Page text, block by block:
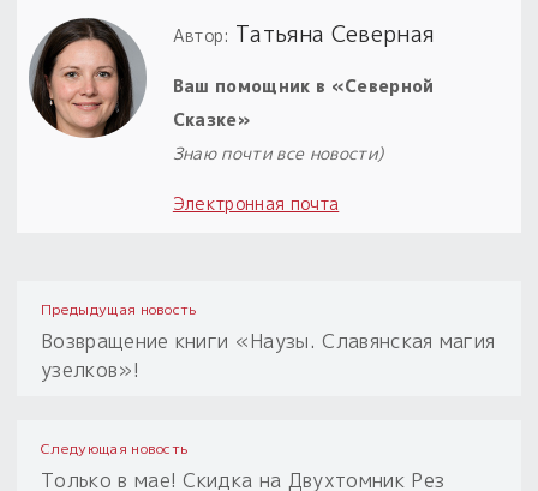
Автор: Татьяна Северная
Ваш помощник в «Северной
Сказке»
Знаю почти все новости)
Электронная почта
Предыдущая новость
Возвращение книги «Наузы. Славянская магия
узелков»!
Следующая новость
Только в мае! Скидка на Двухтомник Рез